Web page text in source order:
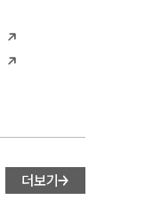
더보기